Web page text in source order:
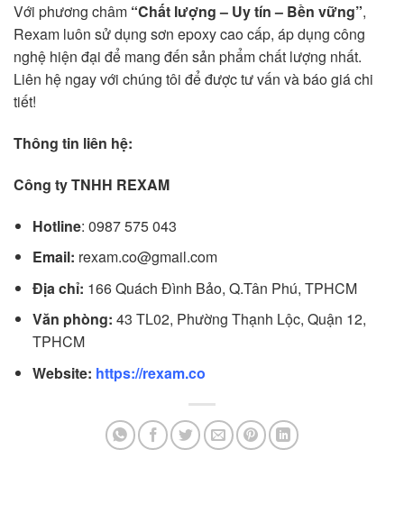
Với phương châm “Chất lượng – Uy tín – Bền vững”,
Rexam luôn sử dụng sơn epoxy cao cấp, áp dụng công
nghệ hiện đại để mang đến sản phẩm chất lượng nhất.
Liên hệ ngay với chúng tôi để được tư vấn và báo giá chi
tiết!
Thông tin liên hệ:
Công ty TNHH REXAM
Hotline: 0987 575 043
Email: rexam.co@gmail.com
Địa chỉ: 166 Quách Đình Bảo, Q.Tân Phú, TPHCM
Văn phòng: 43 TL02, Phường Thạnh Lộc, Quận 12,
TPHCM
Website: https://rexam.co